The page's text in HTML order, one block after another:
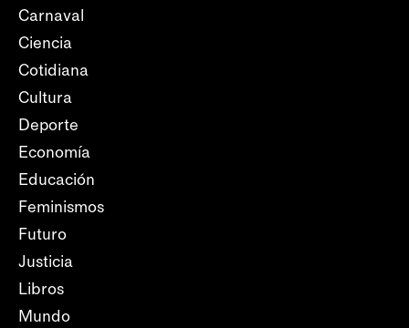
Carnaval
Ciencia
Cotidiana
Cultura
Deporte
Economía
Educación
Feminismos
Futuro
Justicia
Libros
Mundo